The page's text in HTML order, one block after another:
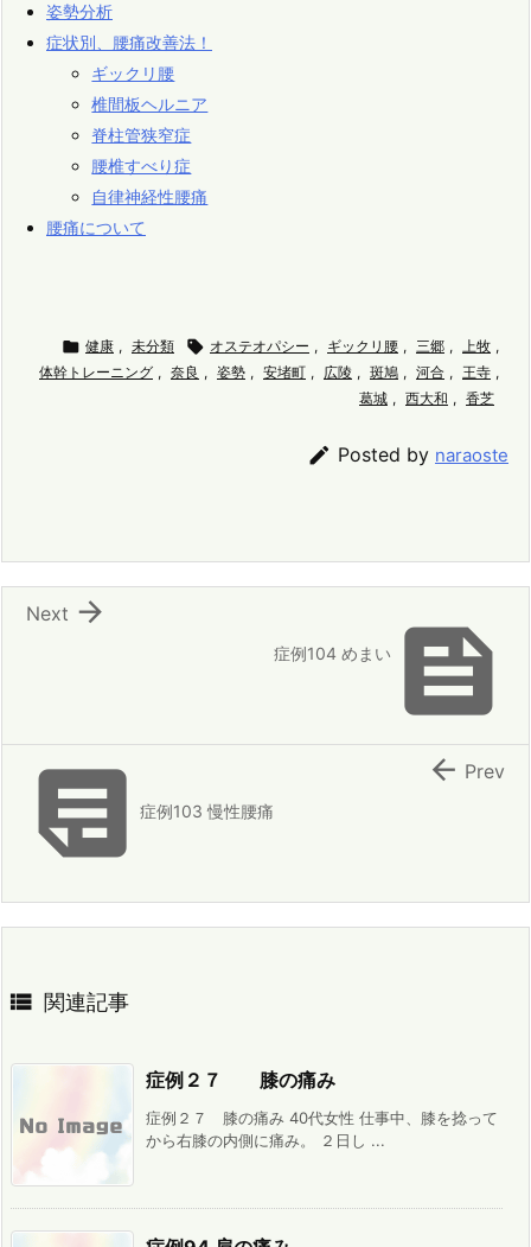
姿勢分析
症状別、腰痛改善法！
ギックリ腰
椎間板ヘルニア
脊柱管狭窄症
腰椎すべり症
自律神経性腰痛
腰痛について
 健康 , 未分類  オステオパシー , ギックリ腰 , 三郷 , 上牧 ,
体幹トレーニング , 奈良 , 姿勢 , 安堵町 , 広陵 , 斑鳩 , 河合 , 王寺 ,
葛城 , 西大和 , 香芝
 Posted by naraoste

症例104 めまい

Next
症例103 慢性腰痛
 Prev
 関連記事
症例２７ 膝の痛み
症例２７ 膝の痛み 40代女性 仕事中、膝を捻って
から右膝の内側に痛み。 ２日し ...